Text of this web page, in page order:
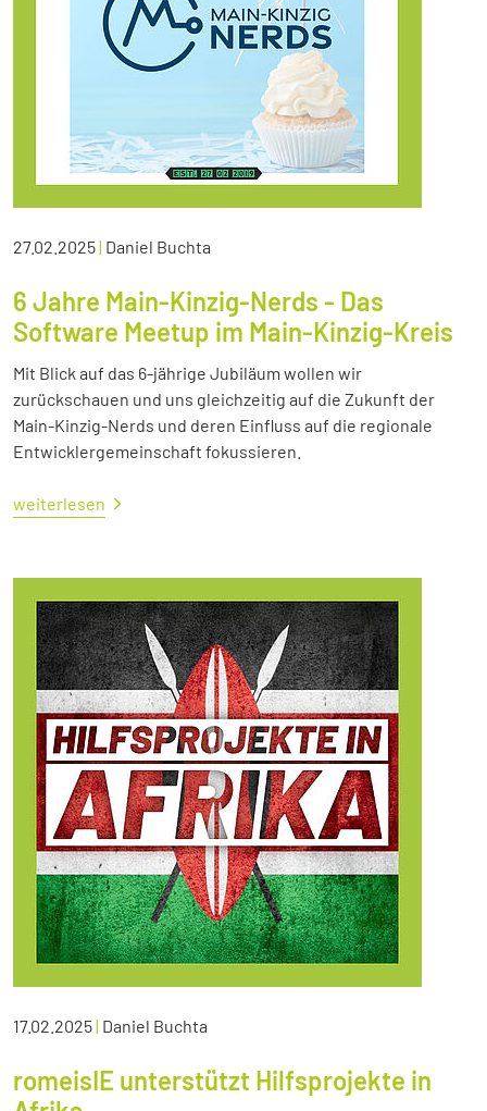
27.02.2025| Daniel Buchta
6 Jahre Main-Kinzig-Nerds - Das
Software Meetup im Main-Kinzig-Kreis
Mit Blick auf das 6-jährige Jubiläum wollen wir
zurückschauen und uns gleichzeitig auf die Zukunft der
Main-Kinzig-Nerds und deren Einfluss auf die regionale
Entwicklergemeinschaft fokussieren.
weiterlesen
17.02.2025| Daniel Buchta
romeisIE unterstützt Hilfsprojekte in